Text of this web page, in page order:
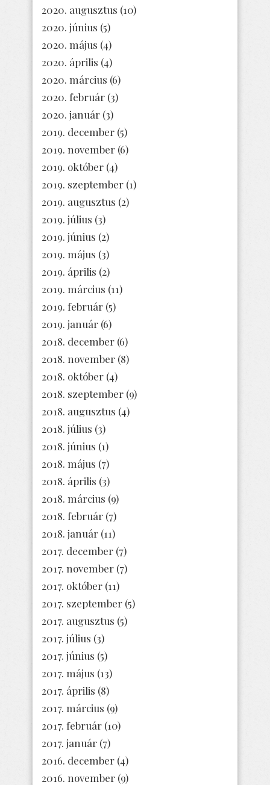
2020. augusztus (10)
2020. június (5)
2020. május (4)
2020. április (4)
2020. március (6)
2020. február (3)
2020. január (3)
2019. december (5)
2019. november (6)
2019. október (4)
2019. szeptember (1)
2019. augusztus (2)
2019. július (3)
2019. június (2)
2019. május (3)
2019. április (2)
2019. március (11)
2019. február (5)
2019. január (6)
2018. december (6)
2018. november (8)
2018. október (4)
2018. szeptember (9)
2018. augusztus (4)
2018. július (3)
2018. június (1)
2018. május (7)
2018. április (3)
2018. március (9)
2018. február (7)
2018. január (11)
2017. december (7)
2017. november (7)
2017. október (11)
2017. szeptember (5)
2017. augusztus (5)
2017. július (3)
2017. június (5)
2017. május (13)
2017. április (8)
2017. március (9)
2017. február (10)
2017. január (7)
2016. december (4)
2016. november (9)